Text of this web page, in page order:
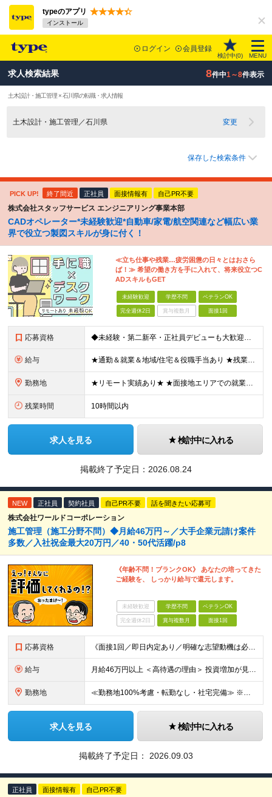
typeのアプリ
インストール
ログイン 会員登録
検討中(0) MENU
求人検索結果 8件中1～8件表示
土木設計・施工管理 × 石川県の転職・求人情報
土木設計・施工管理／石川県 変更
保存した検索条件
PICK UP! 終了間近 正社員 面接情報有 自己PR不要
株式会社スタッフサービス エンジニアリング事業本部
CADオペレーター*未経験歓迎*自動車/家電/航空関連など幅広い業
界で役立つ製図スキルが身に付く！
≪立ち仕事や残業…疲労困憊の日々とはおさら
ば！≫ 希望の働き方を手に入れて、将来役立つC
ADスキルもGET
未経験歓迎 学歴不問 ベテランOK
完全週休2日 賞与複数月 面接1回
応募資格 ◆未経験・第二新卒・正社員デビューも大歓迎／経験・知識ゼロでOK！ ◆学歴不問 ★人物重視 ★入社前の経験・スキルはゼロでOK CADの基本的な知識・操作経験がある方は歓迎します。 地方在住の方も
給与 ★通勤＆就業＆地域/住宅＆役職手当あり ★残業代は全額支給 ★選べる給与制度あり！ ■東京・神奈川・千葉・埼玉勤務の場合 月給24.5万円～55万円＋諸手当 （残業代は全額支給） (20,000円の
勤務地 ★リモート実績あり★ ★面接地エリアでの就業率92％以上！ 『地元で働きたい』という希望に、業界トップクラス約7,000件の取引事業所数、90,000件以上のプロジェクトから検討をいたします。 全
残業時間 10時間以内
求人を見る 検討中に入れる
掲載終了予定日： 2026.08.24
NEW 正社員 契約社員 自己PR不要 話を聞きたい応募可
株式会社ワールドコーポレーション
施工管理（施工分野不問）◆月給46万円～／大手企業元請け案件
多数／入社祝金最大20万円／40・50代活躍/p8
《年齢不問！ブランクOK》 あなたの培ってきた
ご経験を、 しっかり給与で還元します。
未経験歓迎 学歴不問 ベテランOK
完全週休2日 賞与複数月 面接1回
応募資格 《面接1回／即日内定あり／明確な志望動機は必要なし》 ◆学歴・年齢不問 ◆建設業界での実務経験や設備設計（電気設備、空調・衛生設備）、土木設計（橋梁／トンネル・道路・造成／上下水道）などの業界経験者
給与 月給46万円以上 ＜高待遇の理由＞ 投資増加が見込まれる領域へ大きな強みを持つ当社には、大手建設会社の元請けの大型工事が多数寄せられます。そのため、施工管理として働く皆さんを、高待遇でお迎えすること
勤務地 ≪勤務地100%考慮・転勤なし・社宅完備≫ ※配属は全国のプロジェクト先 ※あなたの希望を考慮し、勤務地を決定します。 ※U・Iターン歓迎 ※出張面接も可能です！お住まいの近くに伺います。(応相談
求人を見る 検討中に入れる
掲載終了予定日： 2026.09.03
正社員 面接情報有 自己PR不要